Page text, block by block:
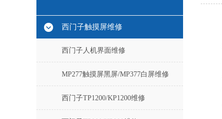
西门子触摸屏维修
西门子人机界面维修
MP277触摸屏黑屏/MP377白屏维修
西门子TP1200/KP1200维修